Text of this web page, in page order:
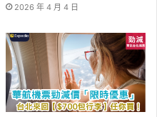
2026 年 4 月 4 日